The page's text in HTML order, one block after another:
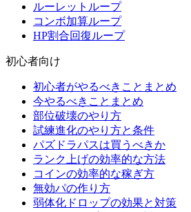
ルーレットループ
コンボ加算ループ
HP割合回復ループ
初心者向け
初心者がやるべきことまとめ
今やるべきことまとめ
部位破壊のやり方
試練進化のやり方と条件
パズドラパスは買うべきか
ランク上げの効率的な方法
コインの効率的な稼ぎ方
無効パの作り方
弱体化ドロップの効果と対策